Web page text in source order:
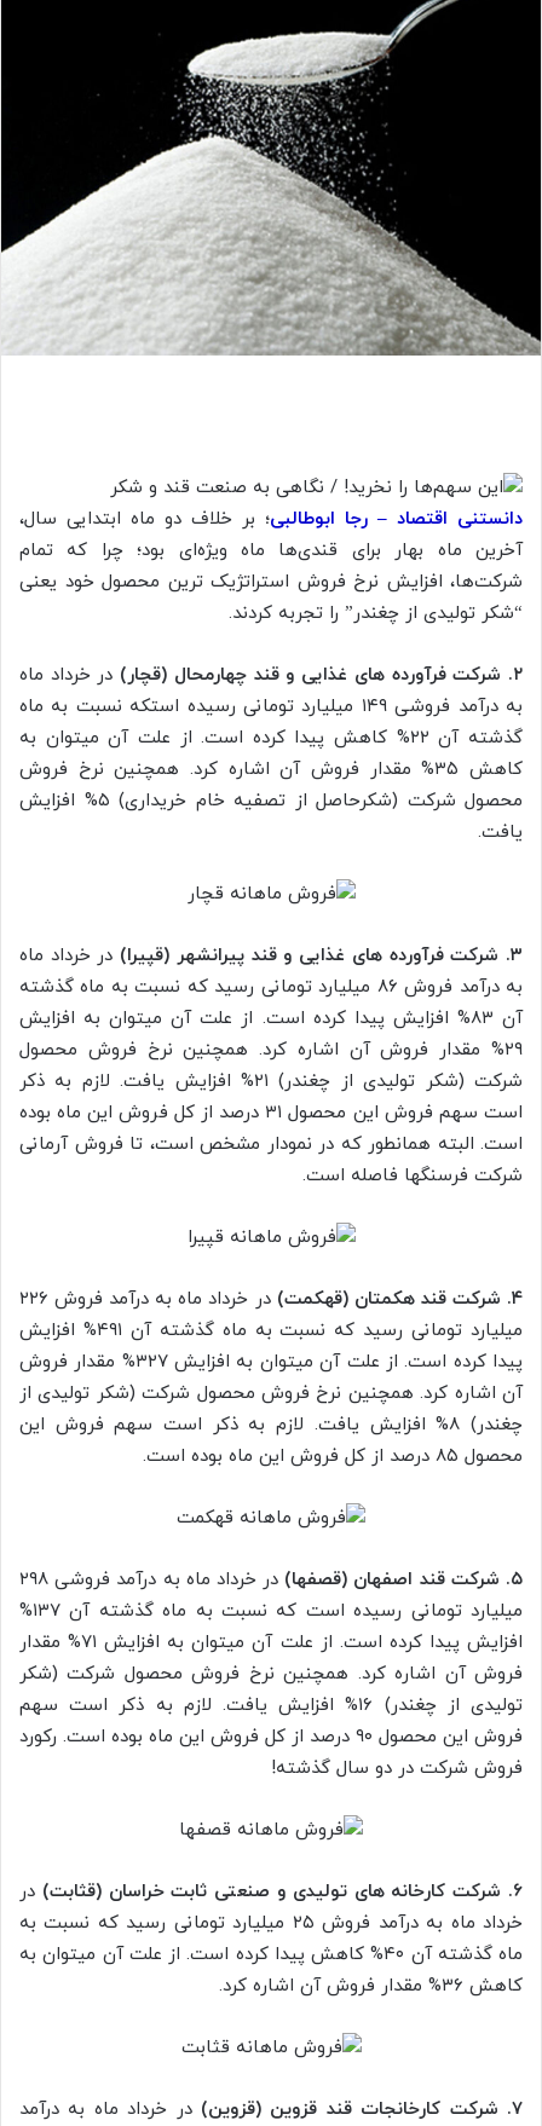
دانستنی اقتصاد – رجا ابوطالبی؛ بر خلاف دو ماه ابتدایی سال،
آخرین ماه بهار برای قندی‌ها ماه ویژه‌ای بود؛ چرا که تمام
شرکت‌ها، افزایش نرخ فروش استراتژیک ترین محصول خود یعنی
“شکر تولیدی از چغندر” را تجربه کردند.
۲. شرکت فرآورده های غذایی و قند چهارمحال (قچار)
در خرداد ماه
به درآمد فروشی ۱۴۹ میلیارد تومانی رسیده استکه نسبت به ماه
گذشته آن ۲۲% کاهش پیدا کرده است. از علت آن میتوان به
کاهش ۳۵% مقدار فروش آن اشاره کرد. همچنین نرخ فروش
محصول شرکت (شکرحاصل از تصفیه خام خریداری) ۵% افزایش
یافت.
۳. شرکت فرآورده های غذایی و قند پیرانشهر (قپیرا)
در خرداد ماه
به درآمد فروش ۸۶ میلیارد تومانی رسید که نسبت به ماه گذشته
آن ۸۳% افزایش پیدا کرده است. از علت آن میتوان به افزایش
۲۹% مقدار فروش آن اشاره کرد. همچنین نرخ فروش محصول
شرکت (شکر تولیدی از چغندر) ۲۱% افزایش یافت. لازم به ذکر
است سهم فروش این محصول ۳۱ درصد از کل فروش این ماه بوده
است. البته همانطور که در نمودار مشخص است، تا فروش آرمانی
شرکت فرسنگها فاصله است.
۴. شرکت قند هکمتان (قهکمت)
در خرداد ماه به درآمد فروش ۲۲۶
میلیارد تومانی رسید که نسبت به ماه گذشته آن ۴۹۱% افزایش
پیدا کرده است. از علت آن میتوان به افزایش ۳۲۷% مقدار فروش
آن اشاره کرد. همچنین نرخ فروش محصول شرکت (شکر تولیدی از
چغندر) ۸% افزایش یافت. لازم به ذکر است سهم فروش این
محصول ۸۵ درصد از کل فروش این ماه بوده است.
۵. شرکت قند اصفهان (قصفها)
در خرداد ماه به درآمد فروشی ۲۹۸
میلیارد تومانی رسیده است که نسبت به ماه گذشته آن ۱۳۷%
افزایش پیدا کرده است. از علت آن میتوان به افزایش ۷۱% مقدار
فروش آن اشاره کرد. همچنین نرخ فروش محصول شرکت (شکر
تولیدی از چغندر) ۱۶% افزایش یافت. لازم به ذکر است سهم
فروش این محصول ۹۰ درصد از کل فروش این ماه بوده است. رکورد
فروش شرکت در دو سال گذشته!
۶. شرکت کارخانه های تولیدی و صنعتی ثابت خراسان (قثابت)
در
خرداد ماه به درآمد فروش ۲۵ میلیارد تومانی رسید که نسبت به
ماه گذشته آن ۴۰% کاهش پیدا کرده است. از علت آن میتوان به
کاهش ۳۶% مقدار فروش آن اشاره کرد.
۷. شرکت کارخانجات قند قزوین (قزوین)
در خرداد ماه به درآمد